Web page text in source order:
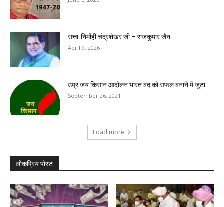
सत्ता-निर्मोही चंद्रशेखर जी – राजकुमार जैन
April 9, 2026
उप्र जय किसान आंदोलन भारत बंद को सफल बनाने में जुटा
September 26, 2021
Load more
लोकप्रिय पोस्ट